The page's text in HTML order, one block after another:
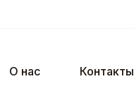
О нас
Контакты